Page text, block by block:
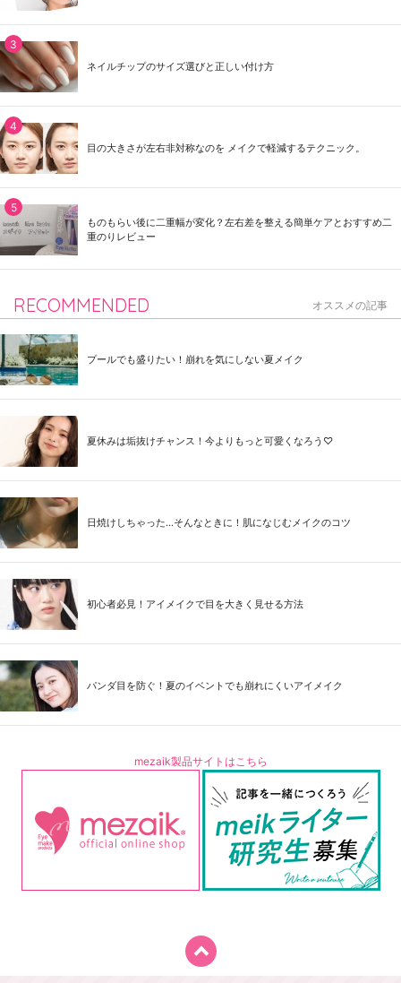
ネイルチップのサイズ選びと正しい付け方
目の大きさが左右非対称なのを メイクで軽減するテクニック。
ものもらい後に二重幅が変化？左右差を整える簡単ケアとおすすめ二
重のりレビュー
RECOMMENDED オススメの記事
プールでも盛りたい！崩れを気にしない夏メイク
夏休みは垢抜けチャンス！今よりもっと可愛くなろう♡
日焼けしちゃった...そんなときに！肌になじむメイクのコツ
初心者必見！アイメイクで目を大きく見せる方法
パンダ目を防ぐ！夏のイベントでも崩れにくいアイメイク
mezaik製品サイトはこちら